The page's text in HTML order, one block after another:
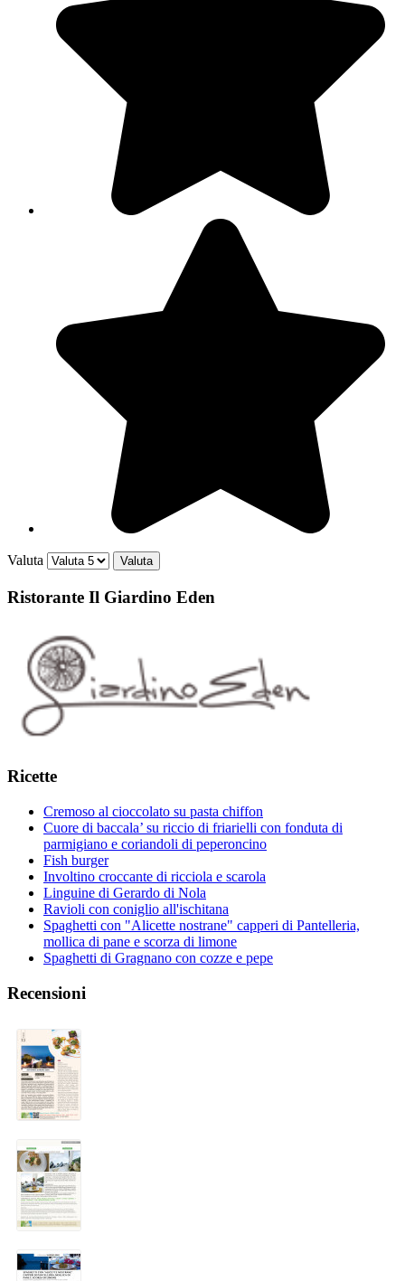
Valuta
Ristorante Il Giardino Eden
Ricette
Cremoso al cioccolato su pasta chiffon
Cuore di baccala’ su riccio di friarielli con fonduta di
parmigiano e coriandoli di peperoncino
Fish burger
Involtino croccante di ricciola e scarola
Linguine di Gerardo di Nola
Ravioli con coniglio all'ischitana
Spaghetti con "Alicette nostrane" capperi di Pantelleria,
mollica di pane e scorza di limone
Spaghetti di Gragnano con cozze e pepe
Recensioni